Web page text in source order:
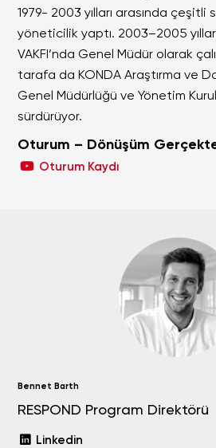
1979- 2003 yılları arasında
yöneticilik yaptı. 2003–2005
VAKFI’nda Genel Müdür olarak
tarafa da KONDA Araştırma ve
Genel Müdürlüğü ve Yönetim
sürdürüyor.
Oturum – Dönüşüm
Oturum Kaydı
Bennet Barth
RESPOND Program Direktörü
Linkedin